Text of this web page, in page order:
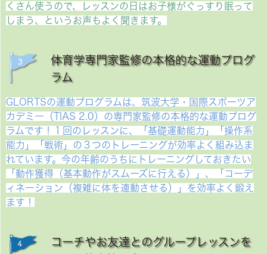
くさん使うので、レッスンの日はお子様がぐっすり眠って
しまう、というお声もよく聞きます。
体育学専門家監修の本格的な運動プログ
ラム
GLORTSの運動プログラムは、筑波大学・国際スポーツア
カデミー（TIAS 2.0）の専門家監修の本格的な運動プログ
ラムです！１回のレッスンに、「基礎運動能力」「操作系
能力」「戦術」の３つのトレーニングが効率よく組み込ま
れています。今の年齢のうちにトレーニングしておきたい
「動作獲得（基本動作がスムーズに行える）」、「コーデ
ィネーション（複雑に体を連動させる）」を効率よく鍛え
ます！
コーチやお友達とのグループレッスンを